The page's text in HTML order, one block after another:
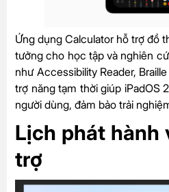
Ứng dụng Calculator hỗ trợ đồ
tưởng cho học tập và nghiên
như Accessibility Reader,
trợ năng tạm thời giúp iPadOS
người dùng, đảm bảo trải
Lịch phát hành
trợ